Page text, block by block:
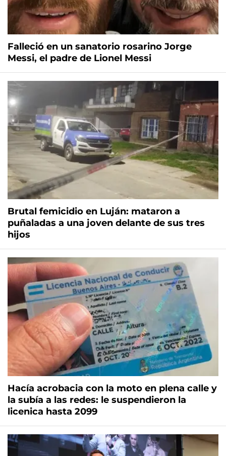
Falleció en un sanatorio rosarino Jorge
Messi, el padre de Lionel Messi
Brutal femicidio en Luján: mataron a
puñaladas a una joven delante de sus tres
hijos
Hacía acrobacia con la moto en plena calle y
la subía a las redes: le suspendieron la
licenica hasta 2099